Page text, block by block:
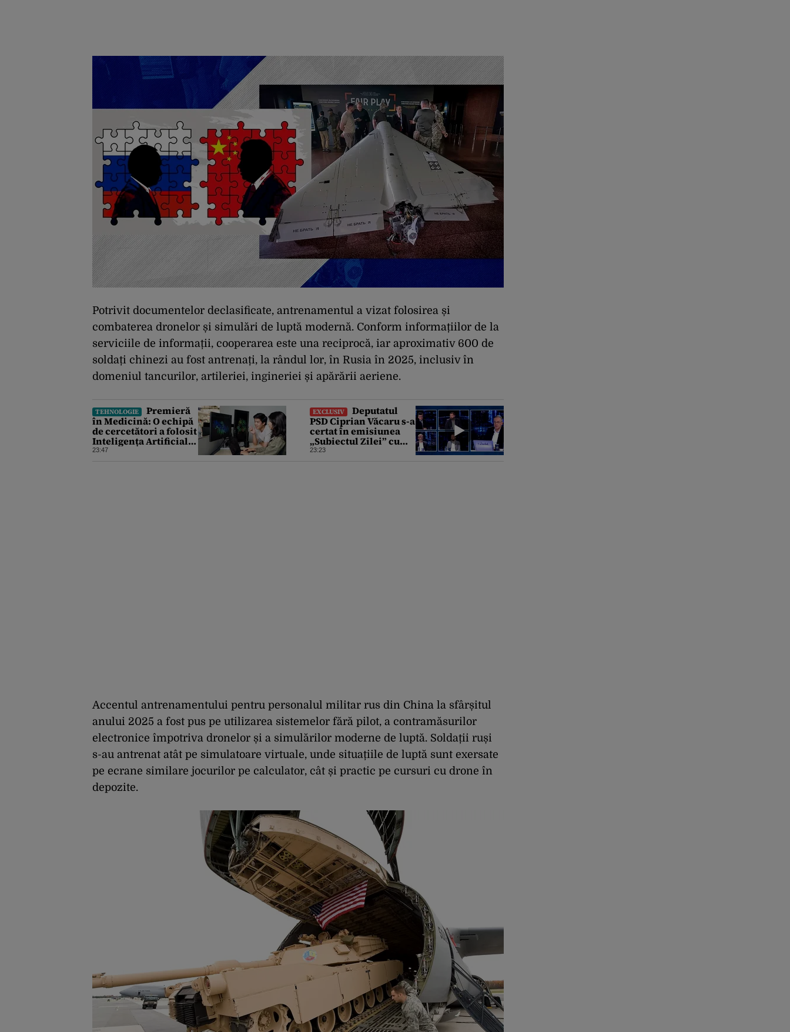
Potrivit documentelor declasificate, antrenamentul a vizat folosirea și
combaterea dronelor și simulări de luptă modernă. Conform informațiilor de la
serviciile de informații, cooperarea este una reciprocă, iar aproximativ 600 de
soldați chinezi au fost antrenați, la rândul lor, în Rusia în 2025, inclusiv în
domeniul tancurilor, artileriei, ingineriei și apărării aeriene.
TEHNOLOGIE
Premieră
în Medicină: O echipă
de cercetători a folosit
Inteligența Artificială
pentru a crea primele
23:47
EXCLUSIV
Deputatul
PSD Ciprian Văcaru s-a
certat în emisiunea
„Subiectul Zilei” cu
deputatul USR Cezar
23:23
Accentul antrenamentului pentru personalul militar rus din China la sfârșitul
anului 2025 a fost pus pe utilizarea sistemelor fără pilot, a contramăsurilor
electronice împotriva dronelor și a simulărilor moderne de luptă. Soldații ruși
s-au antrenat atât pe simulatoare virtuale, unde situațiile de luptă sunt exersate
pe ecrane similare jocurilor pe calculator, cât și practic pe cursuri cu drone în
depozite.